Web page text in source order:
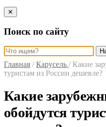
✕
Поиск по сайту
Главная / Карусель / Какие
туристам из России дешевле?
Какие
обойдутся